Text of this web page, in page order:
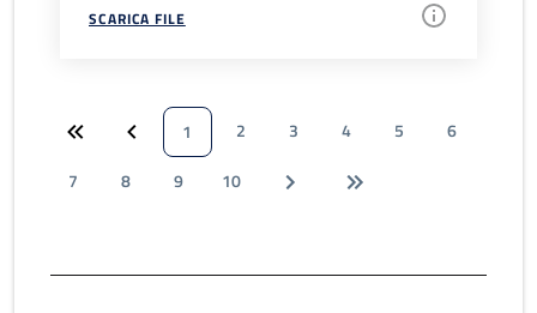
SCARICA FILE
1 2 3 4 5
6
7
8 9 10